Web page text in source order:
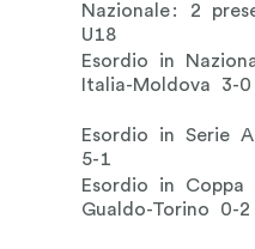
Nazionale: 2
U18
Esordio in
Italia-Moldova 3-0
Esordio in Serie
5-1
Esordio in
Gualdo-Torino 0-